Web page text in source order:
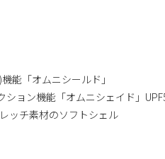
能「オムニシールド」
ション機能「オムニシェイド」
ッチ素材のソフトシェル